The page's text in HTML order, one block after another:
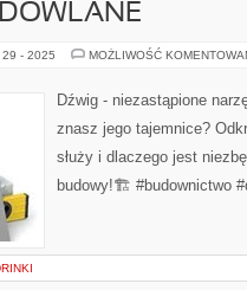
29 - 2025 MOŻLIWOŚĆ
Dźwig - niezastąpione
znasz jego tajemnice?
służy i dlaczego jest
budowy!🏗️ #budownictwo